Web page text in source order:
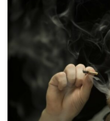
Zwiększona Liczba
Młodych Ludzi Uzależnionych
dużego badania
w ostatnich latach wzrosła
rytmu serca […]